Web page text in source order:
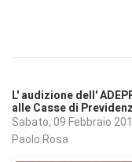
L' audizione dell'
alle Casse di
Sabato, 09 Febbraio
Paolo Rosa